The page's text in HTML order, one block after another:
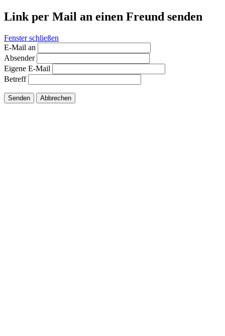
Link per Mail an einen Freund senden
Fenster schließen
E-Mail an
Absender
Eigene E-Mail
Betreff
Senden Abbrechen